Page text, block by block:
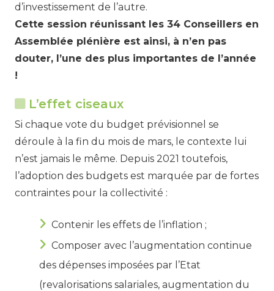
d’investissement de l’autre.
Cette session réunissant les 34 Conseillers en
Assemblée plénière est ainsi, à n’en pas
douter, l’une des plus importantes de l’année
!
L’effet ciseaux
Si chaque vote du budget prévisionnel se
déroule à la fin du mois de mars, le contexte lui
n’est jamais le même. Depuis 2021 toutefois,
l’adoption des budgets est marquée par de fortes
contraintes pour la collectivité :
Contenir les effets de l’inflation ;
Composer avec l’augmentation continue
des dépenses imposées par l’Etat
(revalorisations salariales, augmentation du